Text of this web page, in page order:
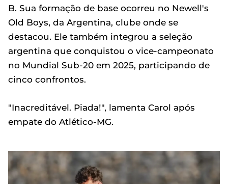
B. Sua formação de base ocorreu no Newell's
Old Boys, da Argentina, clube onde se
destacou. Ele também integrou a seleção
argentina que conquistou o vice-campeonato
no Mundial Sub-20 em 2025, participando de
cinco confrontos.
"Inacreditável. Piada!", lamenta Carol após
empate do Atlético-MG.